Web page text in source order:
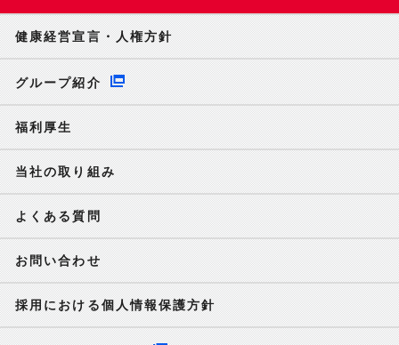
健康経営宣言・人権方針
グループ紹介
福利厚生
当社の取り組み
よくある質問
お問い合わせ
採用における個人情報保護方針